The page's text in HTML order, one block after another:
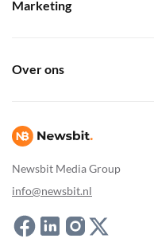
Newsbit Media Group
info@newsbit.nl
Marketing
Over ons